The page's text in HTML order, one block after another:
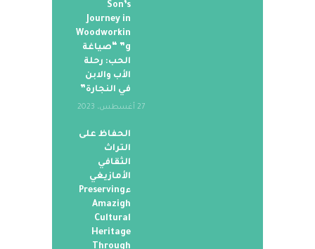
Son’s
Journey in
Woodworkin
g” “صياغة
الحب: رحلة
الأب والابن
في النجارة”
27 أغسطس، 2023
الحفاظ على
التراث
الثقافي
الأمازيغي
ءPreserving
Amazigh
Cultural
Heritage
Through